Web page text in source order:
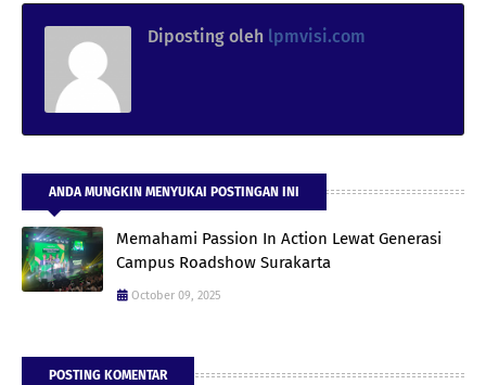
Diposting oleh lpmvisi.com
ANDA MUNGKIN MENYUKAI POSTINGAN INI
Memahami Passion In Action Lewat Generasi
Campus Roadshow Surakarta
October 09, 2025
POSTING KOMENTAR